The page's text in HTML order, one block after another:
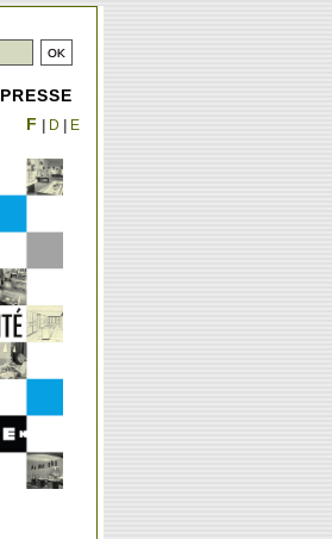
PRESSE
F D E